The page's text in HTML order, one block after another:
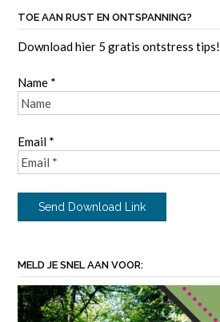
TOE AAN RUST EN ONTSPANNING?
Download hier 5 gratis ontstress tips!
Name *
Email *
MELD JE SNEL AAN VOOR: